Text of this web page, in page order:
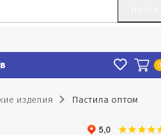
изделия Пастила оптом